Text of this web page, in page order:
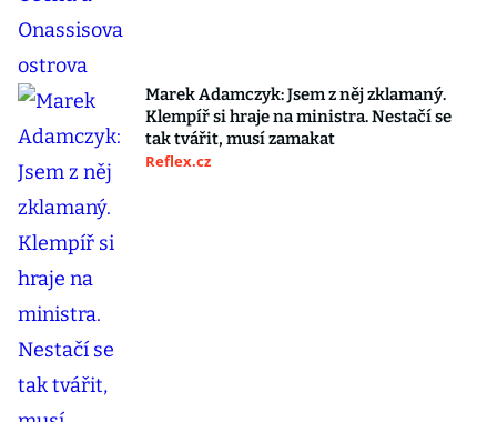
Marek Adamczyk: Jsem z něj zklamaný.
Klempíř si hraje na ministra. Nestačí se
tak tvářit, musí zamakat
Reflex.cz